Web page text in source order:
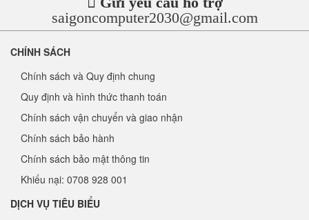
saigoncomputer2030@gmail.com
CHÍNH SÁCH
Chính sách và Quy định chung
Quy định và hình thức thanh toán
Chính sách vận chuyển và giao nhận
Chính sách bảo hành
Chính sách bảo mật thông tin
Khiếu nại: 0708 928 001
DỊCH VỤ TIÊU BIỂU